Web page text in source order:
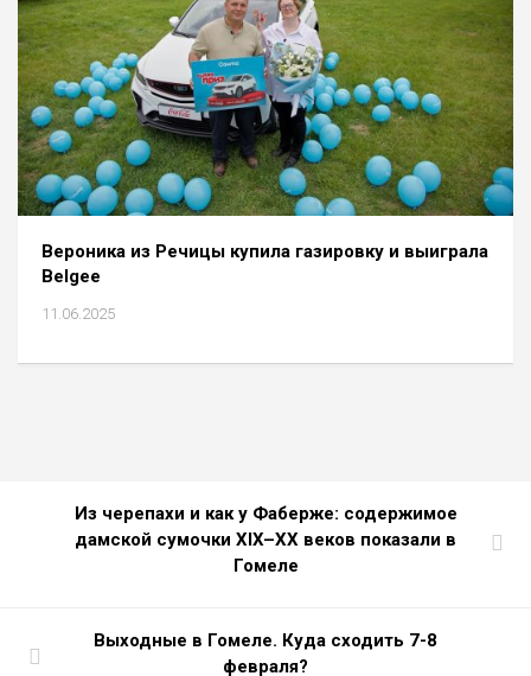
Вероника из Речицы купила газировку и выиграла
Belgee
11.06.2025
Из черепахи и как у Фаберже: содержимое
дамской сумочки XIX–XX веков показали в
Гомеле
Выходные в Гомеле. Куда сходить 7-8
февраля?